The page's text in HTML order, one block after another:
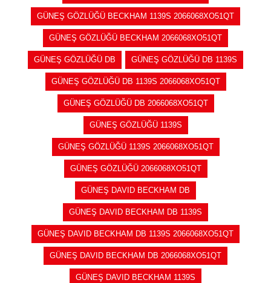
GÜNEŞ GÖZLÜĞÜ BECKHAM 1139S 2066068XO51QT
GÜNEŞ GÖZLÜĞÜ BECKHAM 2066068XO51QT
GÜNEŞ GÖZLÜĞÜ DB GÜNEŞ GÖZLÜĞÜ DB 1139S
GÜNEŞ GÖZLÜĞÜ DB 1139S 2066068XO51QT
GÜNEŞ GÖZLÜĞÜ DB 2066068XO51QT
GÜNEŞ GÖZLÜĞÜ 1139S
GÜNEŞ GÖZLÜĞÜ 1139S 2066068XO51QT
GÜNEŞ GÖZLÜĞÜ 2066068XO51QT
GÜNEŞ DAVID BECKHAM DB
GÜNEŞ DAVID BECKHAM DB 1139S
GÜNEŞ DAVID BECKHAM DB 1139S 2066068XO51QT
GÜNEŞ DAVID BECKHAM DB 2066068XO51QT
GÜNEŞ DAVID BECKHAM 1139S